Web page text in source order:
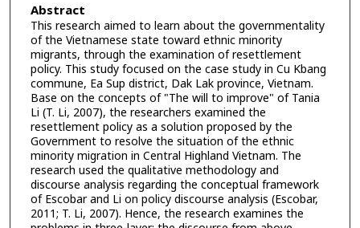
Abstract
This research aimed to learn about the governmentality
of the Vietnamese state toward ethnic minority
migrants, through the examination of resettlement
policy. This study focused on the case study in Cu Kbang
commune, Ea Sup district, Dak Lak province, Vietnam.
Base on the concepts of "The will to improve" of Tania
Li (T. Li, 2007), the researchers examined the
resettlement policy as a solution proposed by the
Government to resolve the situation of the ethnic
minority migration in Central Highland Vietnam. The
research used the qualitative methodology and
discourse analysis regarding the conceptual framework
of Escobar and Li on policy discourse analysis (Escobar,
2011; T. Li, 2007). Hence, the research examines the